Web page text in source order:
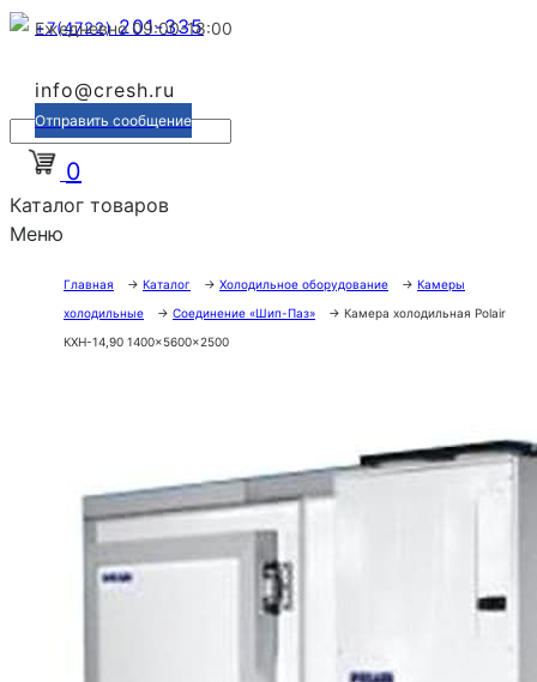
+7(4722)201-335
Ежедневно 09:00-18:00
info@cresh.ru
Отправить сообщение
0
Каталог товаров
Меню
Главная → Каталог → Холодильное оборудование → Камеры
холодильные
→ Соединение «Шип-Паз» → Камера холодильная Polair
КХН-14,90 1400×5600×2500